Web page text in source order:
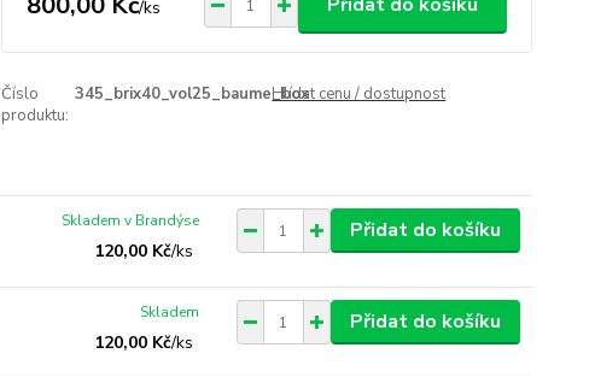
/ks
Číslo
produktu:
345_brix40_vol25_baume_boxHlídat cenu / dostupnost
120,00 Kč/ks
Skladem v Brandýse Přidat do košíku
120,00 Kč/ks
Skladem Přidat do košíku